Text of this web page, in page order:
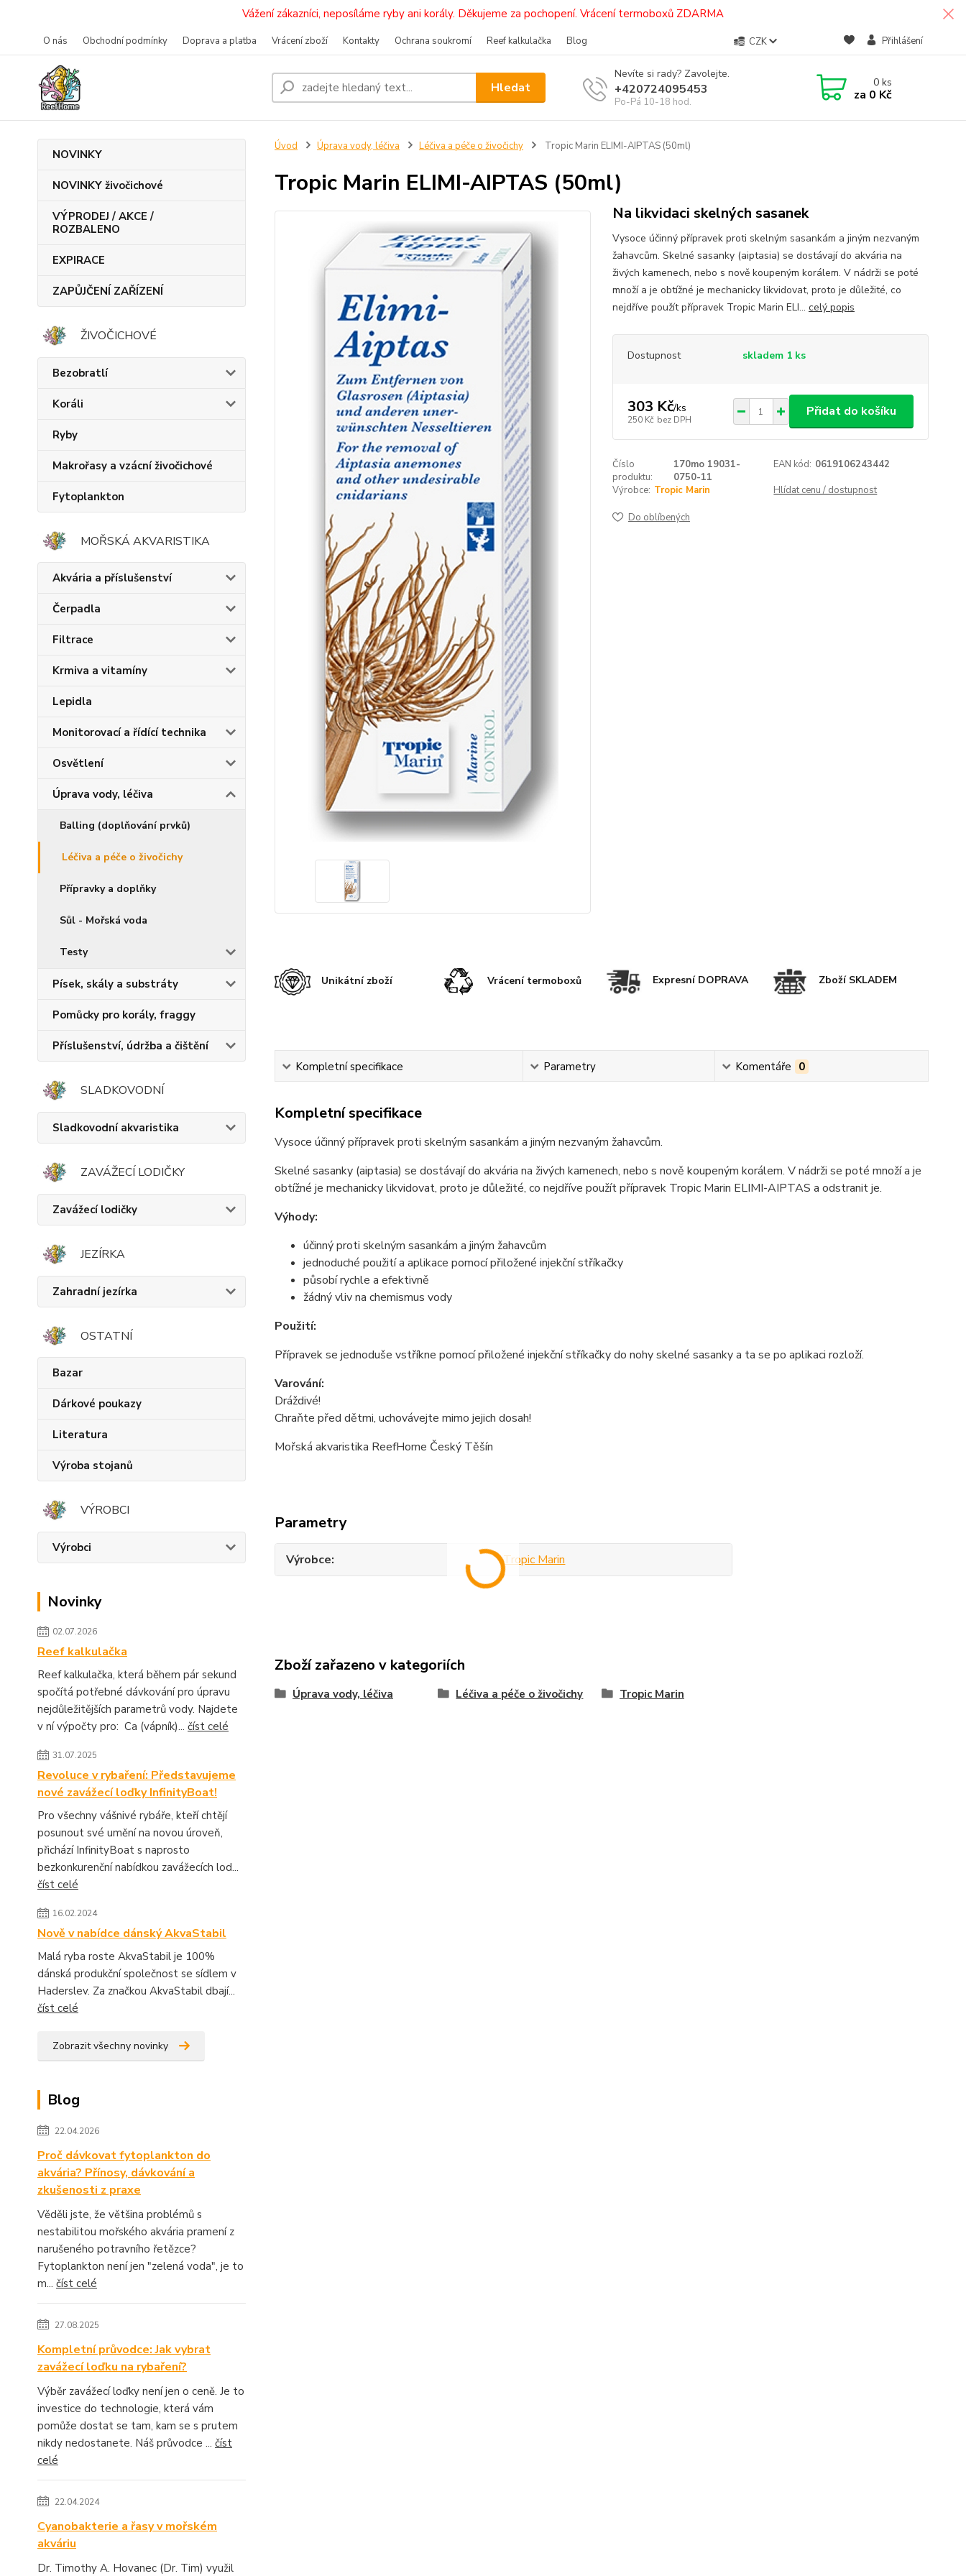
Vážení zákazníci, neposíláme ryby ani korály. Děkujeme za pochopení. Vrácení termoboxů ZDARMA
O nás Obchodní podmínky Doprava a platba Vrácení zboží Kontakty Ochrana soukromí Reef kalkulačka Blog CZK Přihlášení
Hledat
Nevíte si rady? Zavolejte.
+420724095453
Po-Pá 10-18 hod.
0ks
za 0 Kč
NOVINKY
NOVINKY živočichové
VÝPRODEJ / AKCE /
ROZBALENO
EXPIRACE
ZAPŮJČENÍ ZAŘÍZENÍ
ŽIVOČICHOVÉ
Bezobratlí
Koráli
Ryby
Makrořasy a vzácní živočichové
Fytoplankton
MOŘSKÁ AKVARISTIKA
Akvária a příslušenství
Čerpadla
Filtrace
Krmiva a vitamíny
Lepidla
Monitorovací a řídící technika
Osvětlení
Úprava vody, léčiva
Balling (doplňování prvků)
Léčiva a péče o živočichy
Přípravky a doplňky
Sůl - Mořská voda
Testy
Písek, skály a substráty
Pomůcky pro korály, fraggy
Příslušenství, údržba a čištění
SLADKOVODNÍ
Sladkovodní akvaristika
ZAVÁŽECÍ LODIČKY
Zavážecí lodičky
JEZÍRKA
Zahradní jezírka
OSTATNÍ
Bazar
Dárkové poukazy
Literatura
Výroba stojanů
VÝROBCI
Výrobci
Novinky
02.07.2026
Reef kalkulačka
Reef kalkulačka, která během pár sekund
spočítá potřebné dávkování pro úpravu
nejdůležitějších parametrů vody. Najdete
v ní výpočty pro: Ca (vápník)... číst celé
31.07.2025
Revoluce v rybaření: Představujeme
nové zavážecí loďky InfinityBoat!
Pro všechny vášnivé rybáře, kteří chtějí
posunout své umění na novou úroveň,
přichází InfinityBoat s naprosto
bezkonkurenční nabídkou zavážecích lod...
číst celé
16.02.2024
Nově v nabídce dánský AkvaStabil
Malá ryba roste AkvaStabil je 100%
dánská produkční společnost se sídlem v
Haderslev. Za značkou AkvaStabil dbají...
číst celé
Zobrazit všechny novinky
Blog
22.04.2026
Proč dávkovat fytoplankton do
akvária? Přínosy, dávkování a
zkušenosti z praxe
Věděli jste, že většina problémů s
nestabilitou mořského akvária pramení z
narušeného potravního řetězce?
Fytoplankton není jen "zelená voda", je to
m... číst celé
27.08.2025
Kompletní průvodce: Jak vybrat
zavážecí loďku na rybaření?
Výběr zavážecí loďky není jen o ceně. Je to
investice do technologie, která vám
pomůže dostat se tam, kam se s prutem
nikdy nedostanete. Náš průvodce ... číst
celé
22.04.2024
Cyanobakterie a řasy v mořském
akváriu
Dr. Timothy A. Hovanec (Dr. Tim) využil
Úvod Úprava vody, léčiva Léčiva a péče o živočichy Tropic Marin ELIMI-AIPTAS (50ml)
Tropic Marin ELIMI-AIPTAS (50ml)
Na likvidaci skelných sasanek
Vysoce účinný přípravek proti skelným sasankám a jiným nezvaným
žahavcům. Skelné sasanky (aiptasia) se dostávají do akvária na
živých kamenech, nebo s nově koupeným korálem. V nádrži se poté
množí a je obtížné je mechanicky likvidovat, proto je důležité, co
nejdříve použít přípravek Tropic Marin ELI... celý popis
Dostupnost skladem 1 ks
303 Kč/ks
250 Kč bez DPH
Přidat do košíku
Číslo
produktu:
170mo 19031-
0750-11
EAN kód: 0619106243442
Výrobce: Tropic Marin Hlídat cenu / dostupnost
Do oblíbených
Unikátní zboží Vrácení termoboxů Expresní DOPRAVA Zboží SKLADEM
Kompletní specifikace Parametry Komentáře 0
Kompletní specifikace
Vysoce účinný přípravek proti skelným sasankám a jiným nezvaným žahavcům.
Skelné sasanky (aiptasia) se dostávají do akvária na živých kamenech, nebo s nově koupeným korálem. V nádrži se poté množí a je
obtížné je mechanicky likvidovat, proto je důležité, co nejdříve použít přípravek Tropic Marin ELIMI-AIPTAS a odstranit je.
Výhody:
účinný proti skelným sasankám a jiným žahavcům
jednoduché použití a aplikace pomocí přiložené injekční stříkačky
působí rychle a efektivně
žádný vliv na chemismus vody
Použití:
Přípravek se jednoduše vstříkne pomocí přiložené injekční stříkačky do nohy skelné sasanky a ta se po aplikaci rozloží.
Varování:
Dráždivé!
Chraňte před dětmi, uchovávejte mimo jejich dosah!
Mořská akvaristika ReefHome Český Těšín
Parametry
Výrobce Tropic Marin
Zboží zařazeno v kategoriích
Úprava vody, léčiva Léčiva a péče o živočichy Tropic Marin